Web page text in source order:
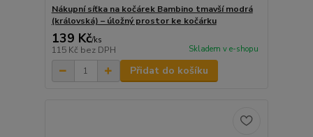
Nákupní síťka na kočárek Bambino tmavší modrá
(královská) – úložný prostor ke kočárku
139 Kč/ks
115 Kč bez DPH Skladem v e-shopu
Přidat do košíku